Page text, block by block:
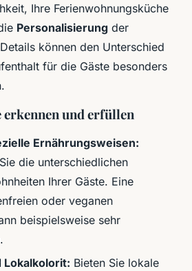
Ihre Ferienwohnungsküche
Personalisierung der
können den Unterschied
für die Gäste besonders
und erfüllen
Ernährungsweisen:
die unterschiedlichen
Ihrer Gäste. Eine
oder veganen
beispielsweise sehr
Lokalkolorit: Bieten Sie lokale